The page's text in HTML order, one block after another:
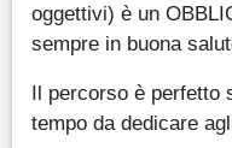
oggettivi) è un
sempre in buona
Il percorso è perfetto
tempo da dedicare